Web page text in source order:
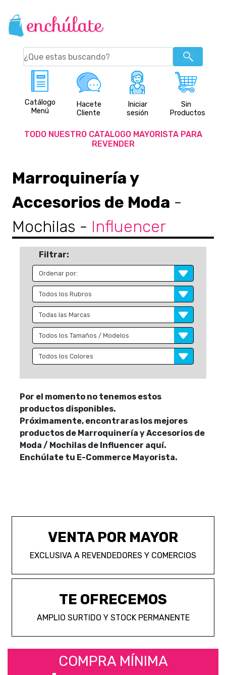
Catálogo
Menú
Hacete
Cliente
Iniciar
sesión
Sin
Productos
TODO NUESTRO CATALOGO MAYORISTA PARA
REVENDER
Marroquinería y
Accesorios de Moda -
Mochilas - Influencer
Filtrar:
Por el momento no tenemos estos
productos disponibles.
Próximamente, encontraras los mejores
productos de Marroquinería y Accesorios de
Moda / Mochilas de Influencer aquí.
Enchúlate tu E-Commerce Mayorista.
VENTA POR MAYOR
EXCLUSIVA A REVENDEDORES Y COMERCIOS
TE OFRECEMOS
AMPLIO SURTIDO Y STOCK PERMANENTE
COMPRA MÍNIMA